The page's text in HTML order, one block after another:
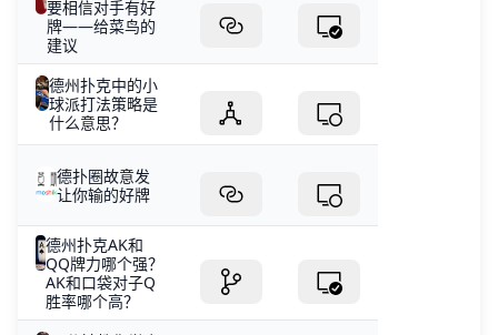
要相信对手有好
牌——给菜鸟的
建议
德州扑克中的小
球派打法策略是
什么意思？
德扑圈故意发
让你输的好牌
德州扑克AK和
QQ牌力哪个强？
AK和口袋对子Q
胜率哪个高？